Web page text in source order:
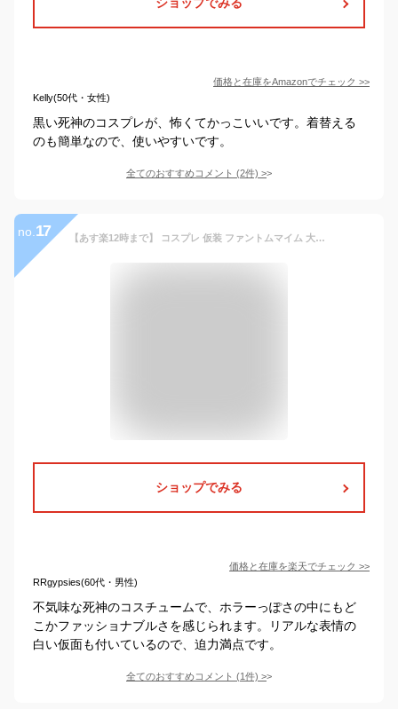
価格と在庫をAmazonでチェック >>
Kelly(50代・女性)
黒い死神のコスプレが、怖くてかっこいいです。着替える
のも簡単なので、使いやすいです。
全てのおすすめコメント (2件) >
no. 17 【あす楽12時まで】 コスプレ 仮装 ファントムマイム 大人用 【 コスプレ 衣装 ハロウィン 仮装 コスチューム メンズ 怖い パーティーグッズ リーパー 余興 死神 ゴースト 男性用 ホラー 】
ショップでみる
価格と在庫を楽天でチェック >>
RRgypsies(60代・男性)
不気味な死神のコスチュームで、ホラーっぽさの中にもど
こかファッショナブルさを感じられます。リアルな表情の
白い仮面も付いているので、迫力満点です。
全てのおすすめコメント (1件) >